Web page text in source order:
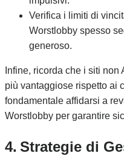
Verifica i limiti di
Worstlobby spesso
generoso.
Infine, ricorda che i siti
più vantaggiose rispetto ai
fondamentale affidarsi a
Worstlobby per garantire
4. Strategie di